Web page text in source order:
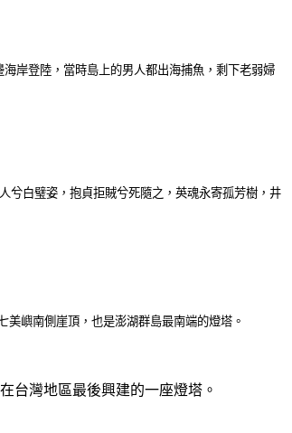
岸登陸，當時島上的男人都出海捕魚，剩下老弱婦
兮白璧姿，抱貞拒賊兮死隨之，英魂永寄孤芳樹，井
美嶼南側崖頂，也是澎湖群島最南端的燈塔。
台灣地區最後興建的一座燈塔。